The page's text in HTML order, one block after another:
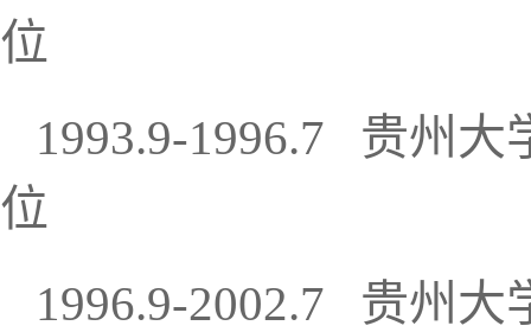
位
1993.9-1996.7 贵州大
位
1996.9-2002.7 贵州大